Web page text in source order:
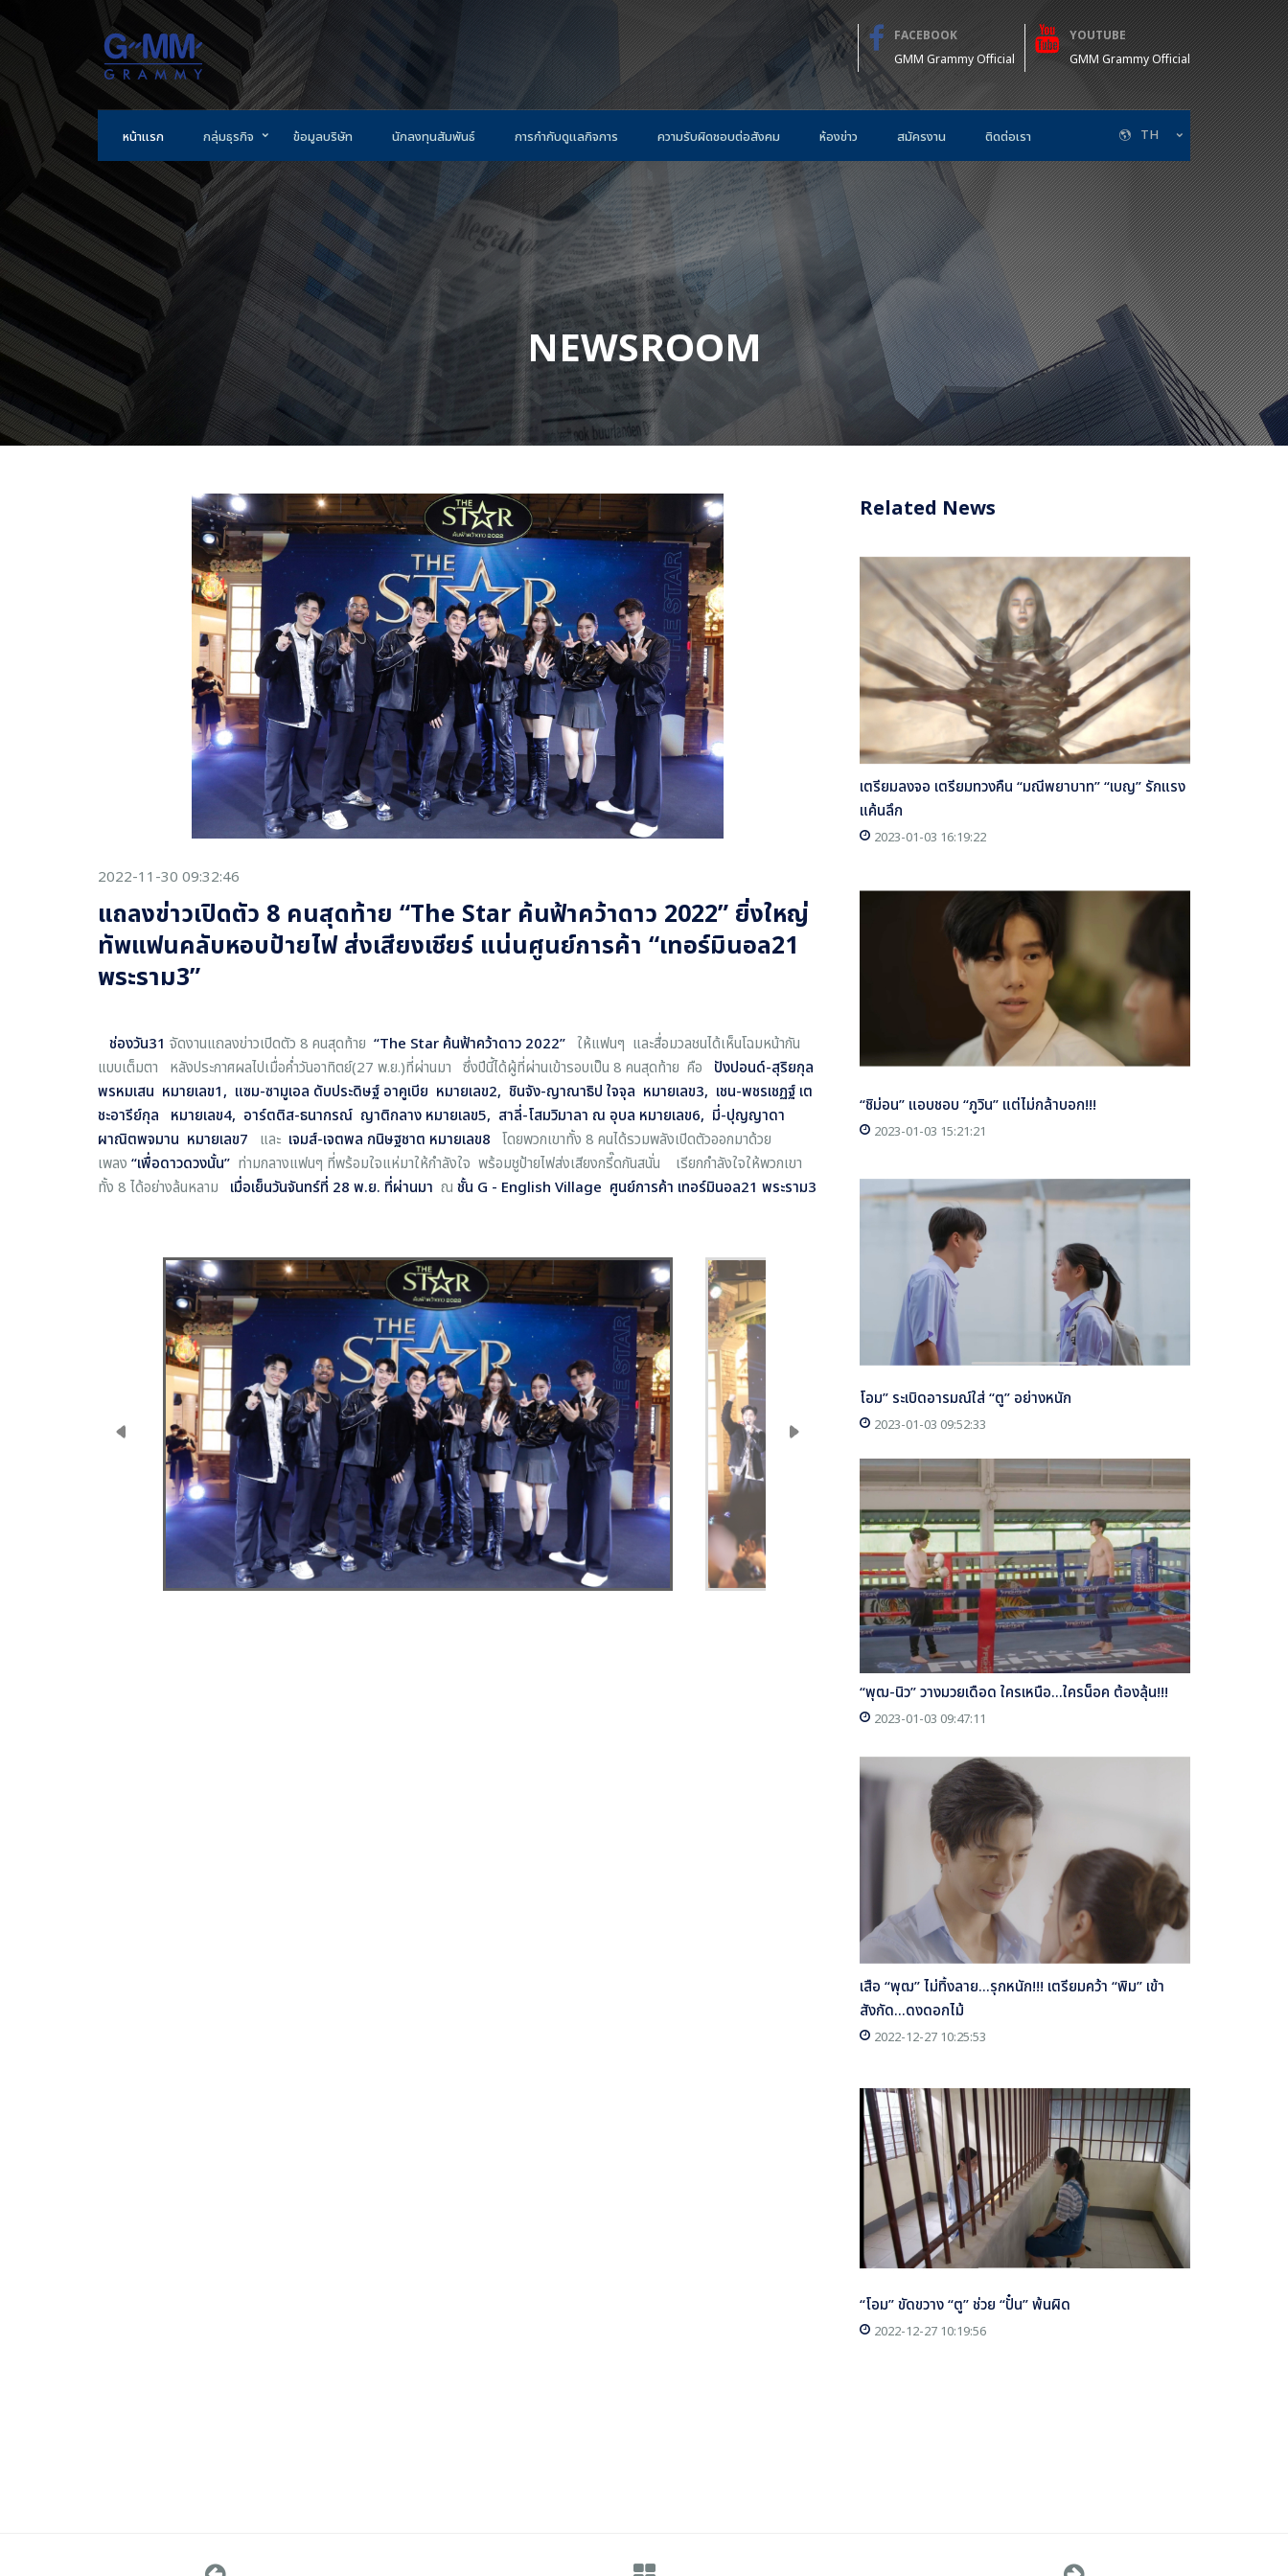
FACEBOOK
GMM Grammy Official
YOUTUBE
GMM Grammy Official
หน้าแรก กลุ่มธุรกิจ ข้อมูลบริษัท นักลงทุนสัมพันธ์ การกำกับดูแลกิจการ ความรับผิดชอบต่อสังคม ห้องข่าว สมัครงาน ติดต่อเรา TH
NEWSROOM
2022-11-30 09:32:46
แถลงข่าวเปิดตัว 8 คนสุดท้าย “The Star ค้นฟ้าคว้าดาว 2022” ยิ่งใหญ่
ทัพแฟนคลับหอบป้ายไฟ ส่งเสียงเชียร์ แน่นศูนย์การค้า “เทอร์มินอล21
พระราม3”
ช่องวัน31 จัดงานแถลงข่าวเปิดตัว 8 คนสุดท้าย “The Star ค้นฟ้าคว้าดาว 2022” ให้แฟนๆ และสื่อมวลชนได้เห็นโฉมหน้ากัน
แบบเต็มตา หลังประกาศผลไปเมื่อค่ำวันอาทิตย์(27 พ.ย.)ที่ผ่านมา ซึ่งปีนี้ได้ผู้ที่ผ่านเข้ารอบเป็น 8 คนสุดท้าย คือ ปังปอนด์-สุริยกุล
พรหมเสน หมายเลข1, แซม-ซามูเอล ดับประดิษฐ์ อาคูเบีย หมายเลข2, ชินจัง-ญาณาธิป ใจจุล หมายเลข3, เชน-พชรเชฏฐ์ เต
ชะอารีย์กุล
หมายเลข4, อาร์ตติส-ธนากรณ์ ญาติกลาง หมายเลข5, สาลี่-โสมวิมาลา ณ อุบล หมายเลข6, มี่-ปุญญาดา
ผาณิตพจมาน หมายเลข7 และ เจมส์-เจตพล กนิษฐชาต หมายเลข8 โดยพวกเขาทั้ง 8 คนได้รวมพลังเปิดตัวออกมาด้วย
เพลง “เพื่อดาวดวงนั้น” ท่ามกลางแฟนๆ ที่พร้อมใจแห่มาให้กำลังใจ พร้อมชูป้ายไฟส่งเสียงกรี๊ดกันสนั่น เรียกกำลังใจให้พวกเขา
ทั้ง 8 ได้อย่างล้นหลาม เมื่อเย็นวันจันทร์ที่ 28 พ.ย. ที่ผ่านมา ณ ชั้น G - English Village ศูนย์การค้า เทอร์มินอล21 พระราม3
Related News
เตรียมลงจอ เตรียมทวงคืน “มณีพยาบาท” “เบญ” รักแรง
แค้นลึก
2023-01-03 16:19:22
“ชิม่อน” แอบชอบ “ภูวิน” แต่ไม่กล้าบอก!!!
2023-01-03 15:21:21
โอม” ระเบิดอารมณ์ใส่ “ตู” อย่างหนัก
2023-01-03 09:52:33
“พุฒ-นิว” วางมวยเดือด ใครเหนือ...ใครน็อค ต้องลุ้น!!!
2023-01-03 09:47:11
เสือ “พุฒ” ไม่ทิ้งลาย...รุกหนัก!!! เตรียมคว้า “พิม” เข้า
สังกัด...ดงดอกไม้
2022-12-27 10:25:53
“โอม” ขัดขวาง “ตู” ช่วย “ปั๋น” พ้นผิด
2022-12-27 10:19:56